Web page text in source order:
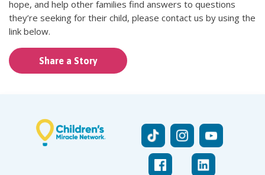
hope, and help other families find answers to questions
they’re seeking for their child, please contact us by using the
link below.
Share a Story